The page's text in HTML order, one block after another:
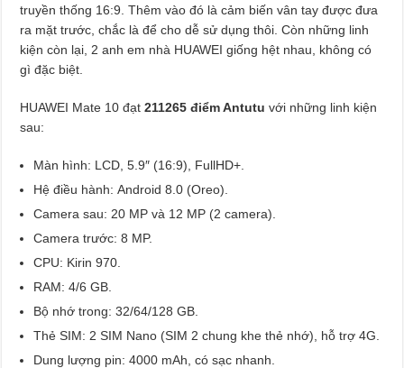
truyền thống 16:9. Thêm vào đó là cảm biến vân tay được đưa
ra mặt trước, chắc là để cho dễ sử dụng thôi. Còn những linh
kiện còn lại, 2 anh em nhà HUAWEI giống hệt nhau, không có
gì đặc biệt.
HUAWEI Mate 10 đạt211265 điểm Antutu với những linh kiện
sau:
Màn hình: LCD, 5.9″ (16:9), FullHD+.
Hệ điều hành: Android 8.0 (Oreo).
Camera sau: 20 MP và 12 MP (2 camera).
Camera trước: 8 MP.
CPU: Kirin 970.
RAM: 4/6 GB.
Bộ nhớ trong: 32/64/128 GB.
Thẻ SIM: 2 SIM Nano (SIM 2 chung khe thẻ nhớ), hỗ trợ 4G.
Dung lượng pin: 4000 mAh, có sạc nhanh.